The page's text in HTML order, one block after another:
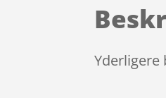
Yderligere